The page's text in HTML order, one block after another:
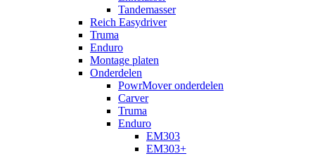
Tandemasser
Reich Easydriver
Truma
Enduro
Montage platen
Onderdelen
PowrMover onderdelen
Carver
Truma
Enduro
EM303
EM303+